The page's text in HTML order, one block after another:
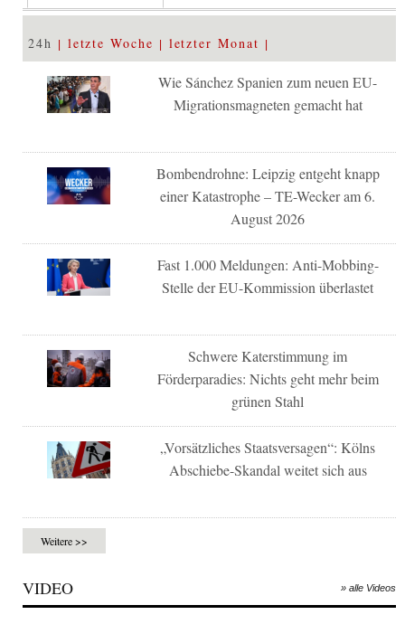
24h letzte Woche letzter Monat
Wie Sánchez Spanien zum neuen EU-
Migrationsmagneten gemacht hat
Bombendrohne: Leipzig entgeht knapp
einer Katastrophe – TE-Wecker am 6.
August 2026
Fast 1.000 Meldungen: Anti-Mobbing-
Stelle der EU-Kommission überlastet
Schwere Katerstimmung im
Förderparadies: Nichts geht mehr beim
grünen Stahl
„Vorsätzliches Staatsversagen“: Kölns
Abschiebe-Skandal weitet sich aus
Weitere >>
VIDEO » alle Videos